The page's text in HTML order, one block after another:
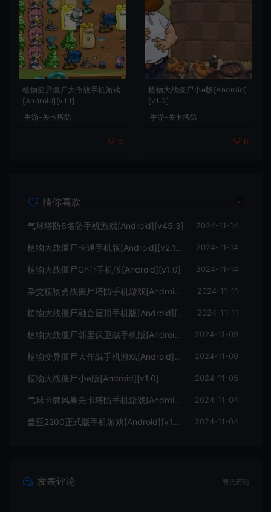
植物变异僵尸大作战手机游戏
[Android][v1.1]
手游-关卡塔防
0
植物大战僵尸小e版[Android]
[v1.0]
手游-关卡塔防
0
猜你喜欢
气球塔防6塔防手机游戏[Android][v45.3] 2024-11-14
植物大战僵尸卡通手机版[Android][v2.1.20] 2024-11-14
植物大战僵尸GhTr手机版[Android][v1.0] 2024-11-14
杂交植物勇战僵尸塔防手机游戏[Android][v2.0.1] 2024-11-11
植物大战僵尸融合屋顶手机版[Android][v2.1.4] 2024-11-11
植物大战僵尸邻里保卫战手机版[Android][v1.2.8] 2024-11-09
植物变异僵尸大作战手机游戏[Android][v1.1] 2024-11-09
植物大战僵尸小e版[Android][v1.0] 2024-11-05
气球卡牌风暴关卡塔防手机游戏[Android][v1.0] 2024-11-04
盖亚2200正式版手机游戏[Android][v1.10.0] 2024-11-04
发表评论 暂无评论